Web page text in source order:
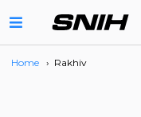
Home › Rakhiv